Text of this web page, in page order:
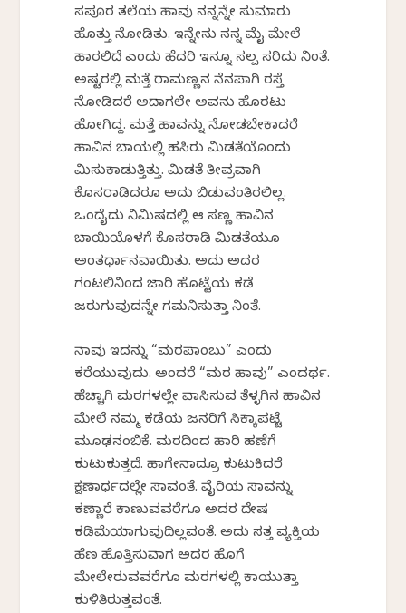
ಸಪೂರ ತಲೆಯ ಹಾವು ನನ್ನನ್ನೇ ಸುಮಾರು
ಹೊತ್ತು ನೋಡಿತು. ಇನ್ನೇನು ನನ್ನ ಮೈ ಮೇಲೆ
ಹಾರಲಿದೆ ಎಂದು ಹೆದರಿ ಇನ್ನೂ ಸ್ವಲ್ಪ ಸರಿದು ನಿಂತೆ.
ಅಷ್ಟರಲ್ಲಿ ಮತ್ತೆ ರಾಮಣ್ಣನ ನೆನಪಾಗಿ ರಸ್ತೆ
ನೋಡಿದರೆ ಅದಾಗಲೇ ಅವನು ಹೊರಟು
ಹೋಗಿದ್ದ. ಮತ್ತೆ ಹಾವನ್ನು ನೋಡಬೇಕಾದರೆ
ಹಾವಿನ ಬಾಯಲ್ಲಿ ಹಸಿರು ಮಿಡತೆಯೊಂದು
ಮಿಸುಕಾಡುತ್ತಿತ್ತು. ಮಿಡತೆ ತೀವ್ರವಾಗಿ
ಕೊಸರಾಡಿದರೂ ಅದು ಬಿಡುವಂತಿರಲಿಲ್ಲ.
ಒಂದೈದು ನಿಮಿಷದಲ್ಲಿ ಆ ಸಣ್ಣ ಹಾವಿನ
ಬಾಯಿಯೊಳಗೆ ಕೊಸರಾಡಿ ಮಿಡತೆಯೂ
ಅಂತರ್ಧಾನವಾಯಿತು. ಅದು ಅದರ
ಗಂಟಲಿನಿಂದ ಜಾರಿ ಹೊಟ್ಟೆಯ ಕಡೆ
ಜರುಗುವುದನ್ನೇ ಗಮನಿಸುತ್ತಾ ನಿಂತೆ.
ನಾವು ಇದನ್ನು “ಮರಪಾಂಬು” ಎಂದು
ಕರೆಯುವುದು. ಅಂದರೆ “ಮರ ಹಾವು” ಎಂದರ್ಥ.
ಹೆಚ್ಚಾಗಿ ಮರಗಳಲ್ಲೇ ವಾಸಿಸುವ ತೆಳ್ಳಗಿನ ಹಾವಿನ
ಮೇಲೆ ನಮ್ಮ ಕಡೆಯ ಜನರಿಗೆ ಸಿಕ್ಕಾಪಟ್ಟೆ
ಮೂಢನಂಬಿಕೆ. ಮರದಿಂದ ಹಾರಿ ಹಣೆಗೆ
ಕುಟುಕುತ್ತದೆ. ಹಾಗೇನಾದ್ರೂ ಕುಟುಕಿದರೆ
ಕ್ಷಣಾರ್ಧದಲ್ಲೇ ಸಾವಂತೆ. ವೈರಿಯ ಸಾವನ್ನು
ಕಣ್ಣಾರೆ ಕಾಣುವವರೆಗೂ ಅದರ ದ್ವೇಷ
ಕಡಿಮೆಯಾಗುವುದಿಲ್ಲವಂತೆ. ಅದು ಸತ್ತ ವ್ಯಕ್ತಿಯ
ಹೆಣ ಹೊತ್ತಿಸುವಾಗ ಅದರ ಹೊಗೆ
ಮೇಲೇರುವವರೆಗೂ ಮರಗಳಲ್ಲಿ ಕಾಯುತ್ತಾ
ಕುಳಿತಿರುತ್ತವಂತೆ.